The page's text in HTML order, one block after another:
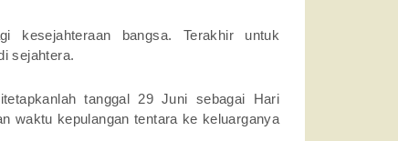
kesejahteraan bangsa. Terakhir untuk
sejahtera.
tanggal 29 Juni sebagai Hari
waktu kepulangan tentara ke keluarganya